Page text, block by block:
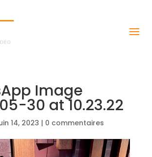
Image
30 at 10.23.22
14, 2023 | 0 commentaires